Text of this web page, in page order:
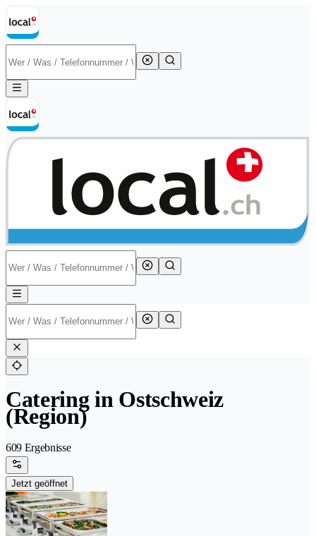
Catering in Ostschweiz
(Region)
609 Ergebnisse
Jetzt geöffnet